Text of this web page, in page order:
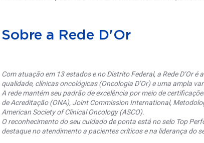
Sobre a Rede D'Or
Com atuação em 13 estados e no Distrito Federal, a Rede D’Or
qualidade, clínicas oncológicas (Oncologia D’Or) e uma ampla
A rede mantém seu padrão de excelência por meio de
de Acreditação (ONA), Joint Commission International,
American Society of Clinical Oncology (ASCO).
O reconhecimento do seu cuidado de ponta está no selo Top
destaque no atendimento a pacientes críticos e na liderança do